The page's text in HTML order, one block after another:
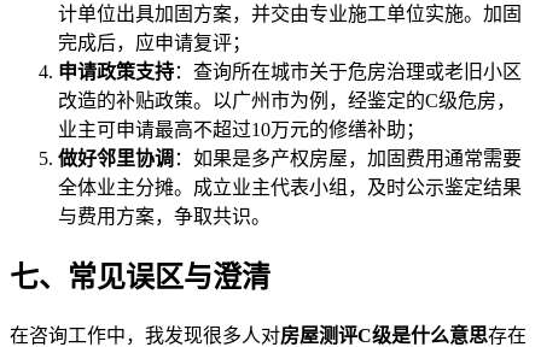
计单位出具加固方案，并交由专业施工单位实施。加固
完成后，应申请复评；
申请政策支持：查询所在城市关于危房治理或老旧小区
改造的补贴政策。以广州市为例，经鉴定的C级危房，
业主可申请最高不超过10万元的修缮补助；
做好邻里协调 ：如果是多产权房屋，加固费用通常需要
全体业主分摊。成立业主代表小组，及时公示鉴定结果
与费用方案，争取共识。
七、常见误区与澄清
在咨询工作中，我发现很多人对房屋测评C级是什么意思存在